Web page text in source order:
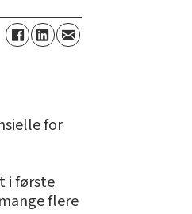
for
i første
flere